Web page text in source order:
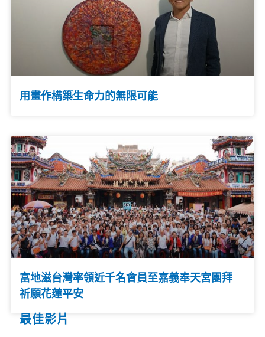
用畫作構築生命力的無限可能
富地滋台灣率領近千名會員至嘉義奉天宮團拜
祈願花蓮平安
最佳影片